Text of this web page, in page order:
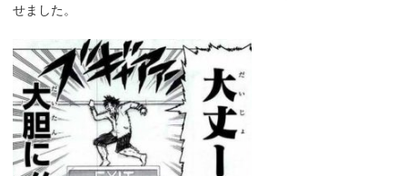
せました。